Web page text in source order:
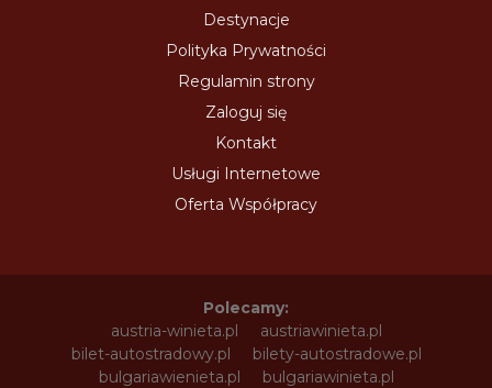
Destynacje
Polityka Prywatności
Regulamin strony
Zaloguj się
Kontakt
Usługi Internetowe
Oferta Współpracy
Polecamy:
austria-winieta.pl
austriawinieta.pl
bilet-autostradowy.pl
bilety-autostradowe.pl
bulgariawienieta.pl
bulgariawinieta.pl